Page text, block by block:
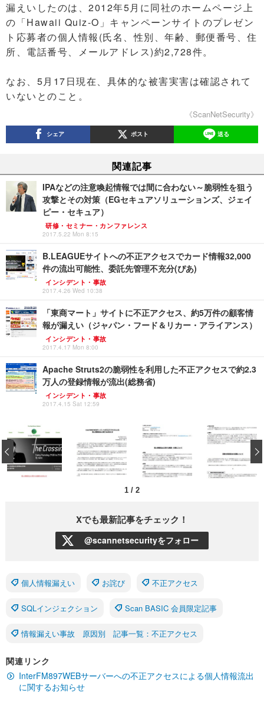
漏えいしたのは、2012年5月に同社のホームページ上
の「Hawaii Quiz-O」キャンペーンサイトのプレゼン
ト応募者の個人情報(氏名、性別、年齢、郵便番号、住
所、電話番号、メールアドレス)約2,728件。
なお、5月17日現在、具体的な被害実害は確認されて
いないとのこと。
《ScanNetSecurity》
シェア ポスト 送る
関連記事
IPAなどの注意喚起情報では間に合わない～脆弱性を狙う
攻撃とその対策（EGセキュアソリューションズ、ジェイ
ピー・セキュア）
研修・セミナー・カンファレンス
2017.5.22 Mon 8:15
B.LEAGUEサイトへの不正アクセスでカード情報32,000
件の流出可能性、委託先管理不充分(ぴあ)
インシデント・事故
2017.4.26 Wed 10:38
「東商マート」サイトに不正アクセス、約5万件の顧客情
報が漏えい（ジャパン・フード＆リカー・アライアンス）
インシデント・事故
2017.4.17 Mon 8:00
Apache Struts2の脆弱性を利用した不正アクセスで約2.3
万人の登録情報が流出(総務省)
インシデント・事故
2017.4.15 Sat 12:59
1 / 2
‹
Xでも最新記事をチェック！
@scannetsecurityをフォロー
個人情報漏えい お詫び 不正アクセス
SQLインジェクション Scan BASIC 会員限定記事
情報漏えい事故 原因別 記事一覧：不正アクセス
関連リンク
InterFM897WEBサーバーへの不正アクセスによる個人情報流出
に関するお知らせ